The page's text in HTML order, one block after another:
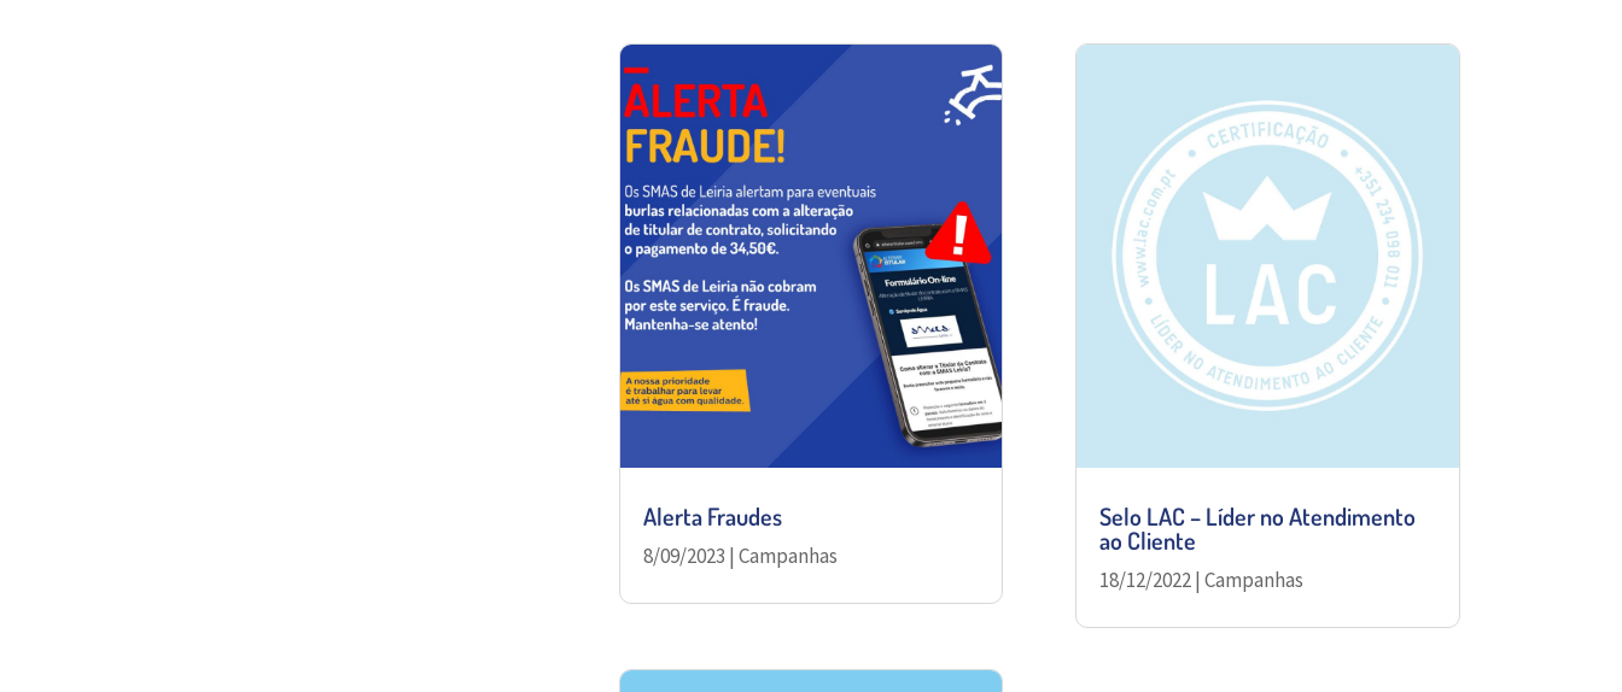
Alerta Fraudes
8/09/2023 | Campanhas
Selo LAC – Líder no Atendimento
ao Cliente
18/12/2022| Campanhas